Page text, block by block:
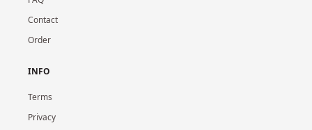
Contact
Order
INFO
Terms
Privacy